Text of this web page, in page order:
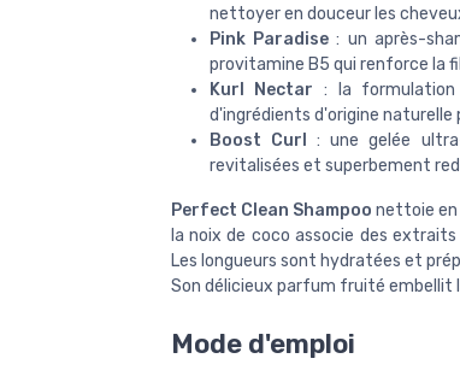
nettoyer en douceur les
Pink Paradise: un après-
provitamine B5 qui renforce la
Kurl Nectar : la formulation
d'ingrédients d'origine naturelle
Boost Curl
: une gelée
revitalisées et superbement
Perfect Clean Shampoo nettoie en
la noix de coco associe des
Les longueurs sont hydratées et
Son délicieux parfum fruité embellit
Mode d'emploi